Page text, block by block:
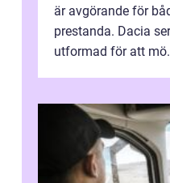
är avgörande för
prestanda. Dacia
utformad för att